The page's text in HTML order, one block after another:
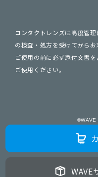
WAVE
コンタクトレンズは高度管
の検査・処方を受けてからお
ご使用の前に必ず添付文書
ご使用ください。